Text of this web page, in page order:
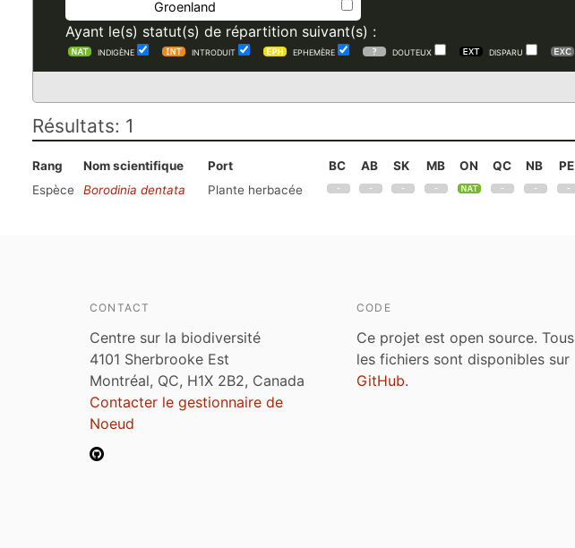
Groenland
Ayant le(s) statut(s) de répartition suivant(s) :
INDIGÈNE INTRODUIT EPHEMÈRE DOUTEUX DISPARU
Résultats: 1
Rang Nom scientifique Port BC AB SK MB ON QC NB PE
Espèce
Borodinia dentata Plante herbacée
CONTACT
Centre sur la biodiversité
4101 Sherbrooke Est
Montréal, QC, H1X 2B2, Canada
Contacter le gestionnaire de
Noeud
CODE
Ce projet est open source. Tous
les fichiers sont disponibles sur
GitHub.